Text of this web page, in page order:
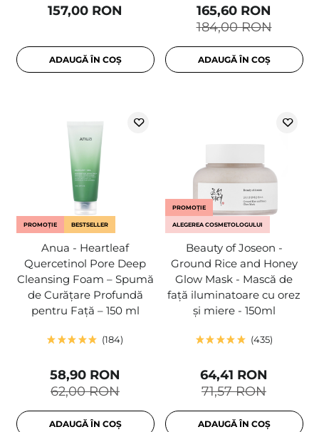
157,00 RON
ADAUGĂ ÎN COȘ
184,00 RON
165,60 RON
ADAUGĂ ÎN COȘ
PROMOȚIE BESTSELLER
Anua - Heartleaf
Quercetinol Pore Deep
Cleansing Foam – Spumă
de Curățare Profundă
pentru Față – 150 ml
184
62,00 RON
58,90 RON
ADAUGĂ ÎN COȘ
PROMOȚIE
ALEGEREA COSMETOLOGULUI
Beauty of Joseon -
Ground Rice and Honey
Glow Mask - Mască de
față iluminatoare cu orez
și miere - 150ml
435
71,57 RON
64,41 RON
ADAUGĂ ÎN COȘ